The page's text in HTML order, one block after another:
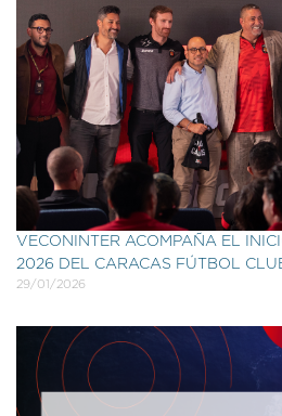
VECONINTER ACOMPAÑA EL
2026 DEL CARACAS FÚTBOL
29/01/2026